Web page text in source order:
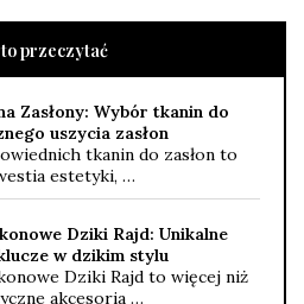
przeczytać
Zasłony: Wybór tkanin do
uszycia zasłon
tkanin do zasłon to
estetyki, …
Dziki Rajd: Unikalne
w dzikim stylu
Dziki Rajd to więcej niż
akcesoria …